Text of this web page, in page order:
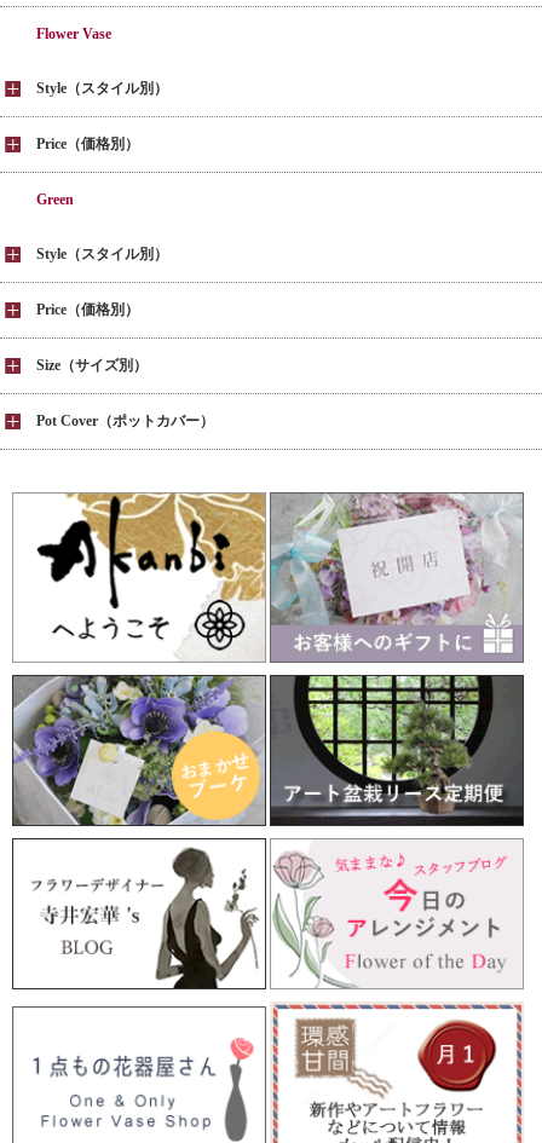
Flower Vase
Style（スタイル別）
Price（価格別）
Green
Style（スタイル別）
Price（価格別）
Size（サイズ別）
Pot Cover（ポットカバー）